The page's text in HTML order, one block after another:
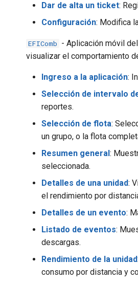
Dar de alta un ticket:
Configuración: Modifica
EFIComb - Aplicación móvil
visualizar el comportamiento
Ingreso a la aplicación:
Selección de intervalo
reportes.
Selección de flota:
un grupo, o la flota
Resumen general:
seleccionada.
Detalles de una unidad:
el rendimiento por
Detalles de un evento:
Listado de eventos:
descargas.
Rendimiento de la unidad
consumo por distancia y